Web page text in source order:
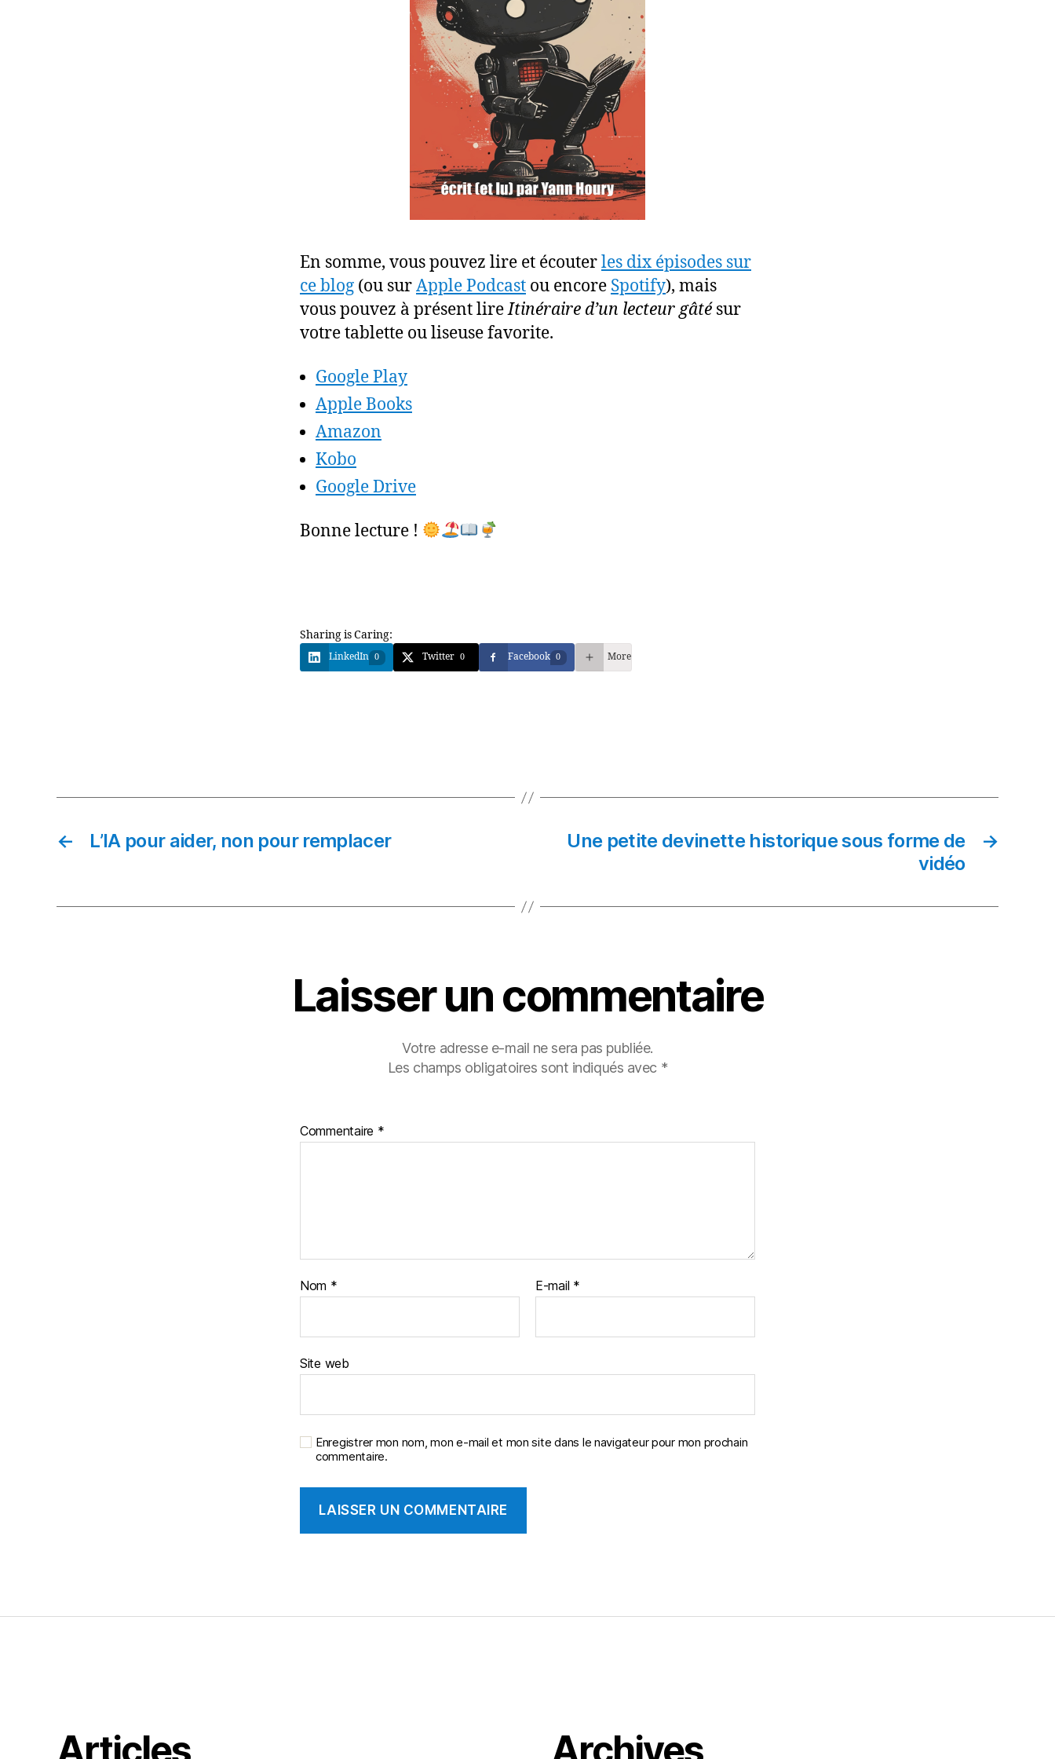
En somme, vous pouvez lire et écouterles dix épisodes sur
ce blog (ou surApple Podcast ou encore Spotify), mais
vous pouvez à présent lireItinéraire d’un lecteur gâtésur
votre tablette ou liseuse favorite.
Google Play
Apple Books
Amazon
Kobo
Google Drive
Bonne lecture !
Sharing is Caring:
LinkedIn 0 Twitter 0 Facebook 0 More
← L’IA pour aider, non pour remplacer →
Une petite devinette historique sous forme de
vidéo
Laisser un commentaire
Votre adresse e-mail ne sera pas publiée.
Les champs obligatoires sont indiqués avec *
Commentaire *
Nom * E-mail *
Site web
Enregistrer mon nom, mon e-mail et mon site dans le navigateur pour mon prochain
commentaire.
Articles Archives